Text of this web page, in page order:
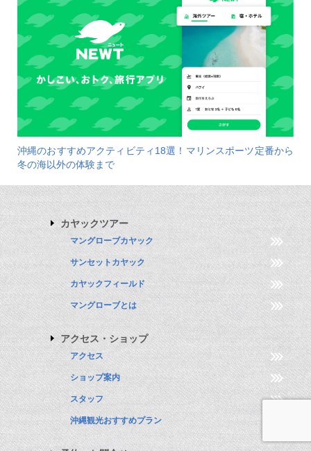
沖縄のおすすめアクティビティ18選！マリンスポーツ定番から
冬の海以外の体験まで
カヤックツアー
マングローブカヤック
サンセットカヤック
カヤックフィールド
マングローブとは
アクセス・ショップ
アクセス
ショップ案内
スタッフ
沖縄観光おすすめプラン